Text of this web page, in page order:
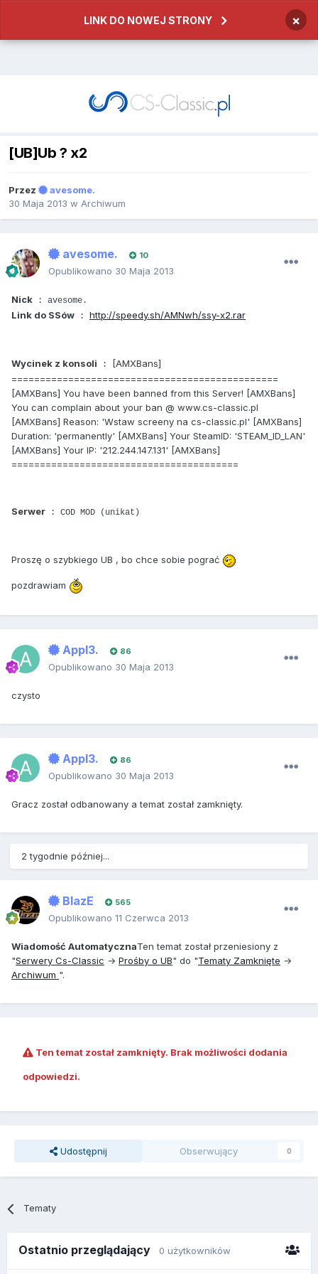
LINK DO NOWEJ STRONY ×
[UB]Ub ? x2
Przez
avesome.
30 Maja 2013 w Archiwum
avesome. 10
Opublikowano 30 Maja 2013
Nick : avesome.
Link do SSów : http://speedy.sh/AMNwh/ssy-x2.rar
Wycinek z konsoli :
[AMXBans]
===============================================
[AMXBans] You have been banned from this Server! [AMXBans]
You can complain about your ban @ www.cs-classic.pl
[AMXBans] Reason: 'Wstaw screeny na cs-classic.pl' [AMXBans]
Duration: 'permanently' [AMXBans] Your SteamID: 'STEAM_ID_LAN'
[AMXBans] Your IP: '212.244.147.131' [AMXBans]
========================================
Serwer : COD MOD (unikat)
Proszę o szybkiego UB , bo chce sobie pograć
pozdrawiam
Appl3. 86
Opublikowano 30 Maja 2013
czysto
Appl3. 86
Opublikowano 30 Maja 2013
Gracz został odbanowany a temat został zamknięty.
2 tygodnie później...
BlazE 565
Opublikowano 11 Czerwca 2013
Wiadomość AutomatycznaTen temat został przeniesiony z
"Serwery Cs-Classic → Prośby o UB" do "Tematy Zamknięte →
Archiwum ".
Ten temat został zamknięty. Brak możliwości dodania
odpowiedzi.
Udostępnij Obserwujący 0
Tematy
Ostatnio przeglądający 0 użytkowników